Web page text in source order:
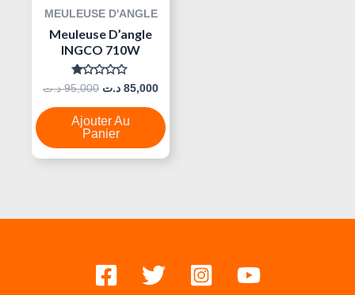
MEULEUSE D'ANGLE
Meuleuse D’angle
INGCO 710W
Note
0
Sur
5
95,000 د.ت 85,000 د.ت
Ajouter Au
Panier